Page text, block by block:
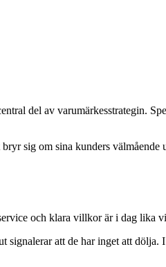
del av varumärkesstrategin.
sig om sina kunders
och klara villkor är i dag lika
att de har inget att